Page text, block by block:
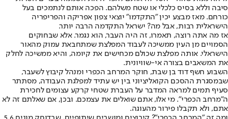
סיבה וללא בסיס כלכלי או שטח משלהם. הפכה אותם לנתמכים בעל
כורחם. מאז מבצע יכין "התקדמו" יוצאי צפון אפריקה והפריפריה
הישראלית רבות, אבל מה? ישראל התקדמה הרבה יותר.
אז מה אתה רוצה, תאמרו, זה היה העבר, הוא נגמר. אלא שבחוקים
הסמויים מן העין ממשיכה לעבוד המפלצת שמתחבאת עמוק מהאור
הישראלי. אותה מפלצת שכולם מכחישים את קיומה, והיא ממשיכה לחלק
את המשאבים בצורה אי-שוויונית.
השבוע חשף דוד בן שבת, חוקר המרחב הכפרי ומנהל קיבוץ לשעבר,
שבמסגרת ההסכם הקואליציוני בין יש עתיד למפלגת העבודה, מסתתר
סעיף תמים למראה המדבר על העברת שטחי קרקע עצומים לחכירת
ה״מרחב הכפרי״. מי אלו, אתם שואלים את עצמכם. ובכן, אם שאלתם זה לא
אתם, ולא תקבלו פירור מהעוגה.